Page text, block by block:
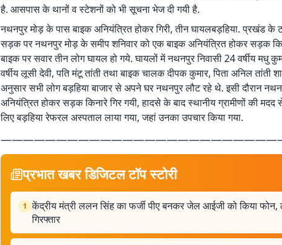
है. आसपास के थानों व स्टेशनों को भी सूचना भेज दी गयी है.
नथनपुर मोड़ के पास बाइक अनियंत्रित होकर गिरी, तीन घायलबड़हिया. प्रखंड के
सड़क पर नथनपुर मोड़ के समीप शनिवार को एक बाइक अनियंत्रित होकर सड़क
बाइक पर सवार तीन लोग घायल हो गये. घायलों में नथनपुर निवासी 24 वर्षीय मधु
वर्षीय लूसी देवी, पति मंटू तांती तथा बाइक चालक दीपक कुमार, पिता अनिल तांती
अनुसार सभी लोग बड़हिया बाजार से अपने घर नथनपुर लौट रहे थे. इसी दौरान
अनियंत्रित होकर सड़क किनारे गिर गयी, हादसे के बाद स्थानीय ग्रामीणों की
लिए बड़हिया रेफरल अस्पताल लाया गया, जहां उनका उपचार किया गया.
प्रभात खबर डिजिटल टॉप स्टोरी
1 केंद्रीय मंत्री ललन सिंह का फर्जी पीए बनकर जेल आईजी को किया
गिरफ्तार